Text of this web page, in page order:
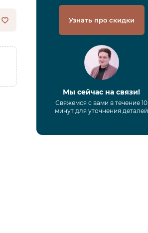
Узнать про скидки
Мы сейчас на связи!
Свяжемся с вами в течение 10
минут для уточнения деталей